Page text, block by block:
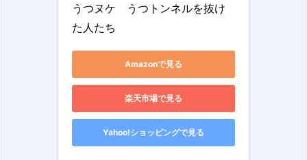
うつヌケ　うつトンネルを抜け
た人たち
Amazonで見る
楽天市場で見る
Yahoo!ショッピングで見る